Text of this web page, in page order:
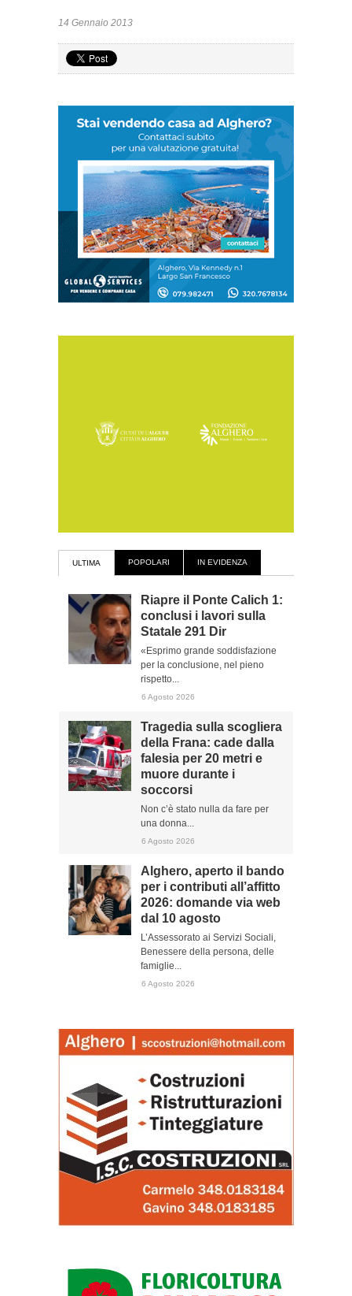
14 Gennaio 2013
ULTIMA POPOLARI IN EVIDENZA
Riapre il Ponte Calich 1:
conclusi i lavori sulla
Statale 291 Dir
«Esprimo grande soddisfazione
per la conclusione, nel pieno
rispetto...
6 Agosto 2026
Tragedia sulla scogliera
della Frana: cade dalla
falesia per 20 metri e
muore durante i
soccorsi
Non c’è stato nulla da fare per
una donna...
6 Agosto 2026
Alghero, aperto il bando
per i contributi all’affitto
2026: domande via web
dal 10 agosto
L’Assessorato ai Servizi Sociali,
Benessere della persona, delle
famiglie...
6 Agosto 2026